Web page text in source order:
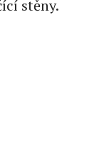
stěny.